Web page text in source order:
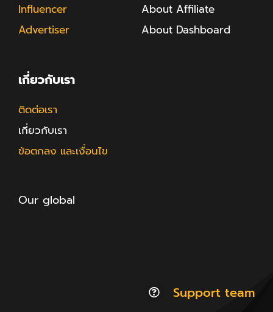
Influencer
Advertiser
About Affiliate
About Dashboard
เกี่ยวกับเรา
ติดต่อเรา
เกี่ยวกับเรา
ข้อตกลง และเงื่อนไข
Our global
Support team